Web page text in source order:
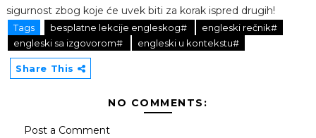
sigurnost zbog koje će uvek biti za korak ispred drugih!
Tags besplatne lekcije engleskog#
engleski rečnik#
engleski sa izgovorom#
engleski u kontekstu#
Share This
NO COMMENTS:
Post a Comment